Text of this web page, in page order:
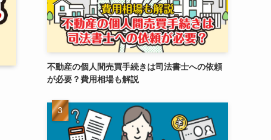
不動産の個人間売買手続きは司法書士への依頼
が必要？費用相場も解説